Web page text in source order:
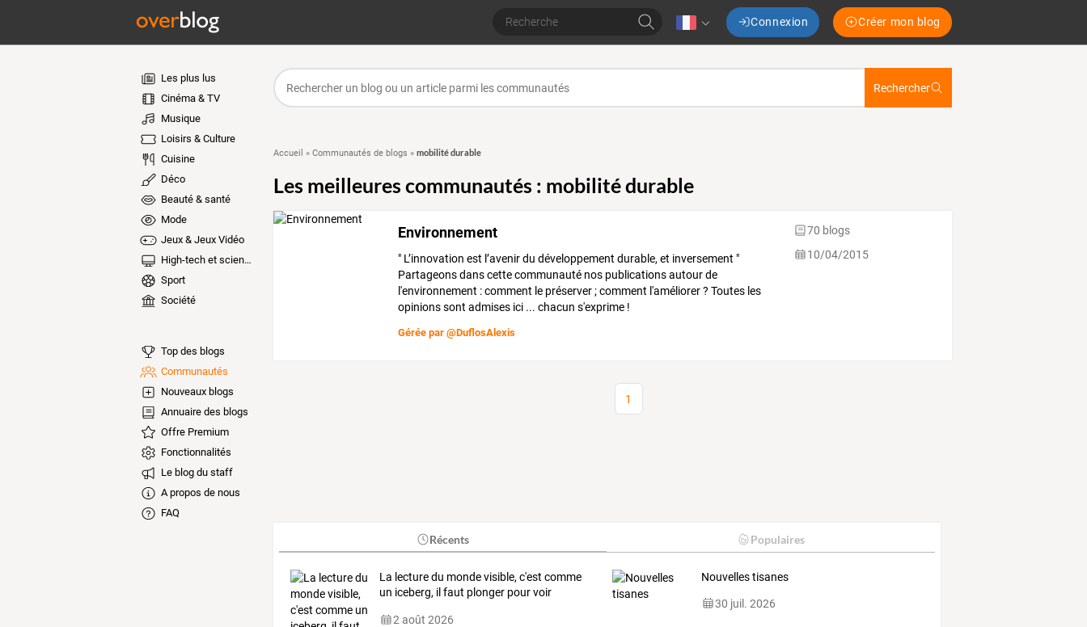
Connexion Créer mon blog
Les plus lus
Cinéma & TV
Musique
Loisirs & Culture
Cuisine
Déco
Beauté & santé
Mode
Jeux & Jeux Vidéo
High-tech et sciences
Sport
Société
Top des blogs
Communautés
Nouveaux blogs
Annuaire des blogs
Offre Premium
Fonctionnalités
Le blog du staff
A propos de nous
FAQ
Rechercher
Accueil » Communautés de blogs » mobilité durable
Les meilleures communautés : mobilité durable
Environnement
" L’innovation est l’avenir du développement durable, et inversement "
Partageons dans cette communauté nos publications autour de
l'environnement : comment le préserver ; comment l'améliorer ? Toutes les
opinions sont admises ici ... chacun s'exprime !
Gérée par @DuflosAlexis
70 blogs
10/04/2015
1
Récents Populaires
La lecture du monde visible, c'est comme
un iceberg, il faut plonger pour voir
2 août 2026
Nouvelles tisanes
30 juil. 2026